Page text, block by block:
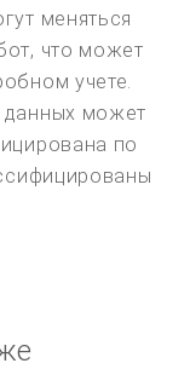
меняться
что может
учете.
данных может
по